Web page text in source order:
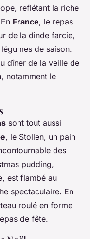
reflétant la riche
France, le repas
de la dinde farcie,
de saison.
dîner de la veille de
notamment le
sont tout aussi
, le Stollen, un pain
des
pudding,
est flambé au
spectaculaire. En
roulé en forme
de fête.